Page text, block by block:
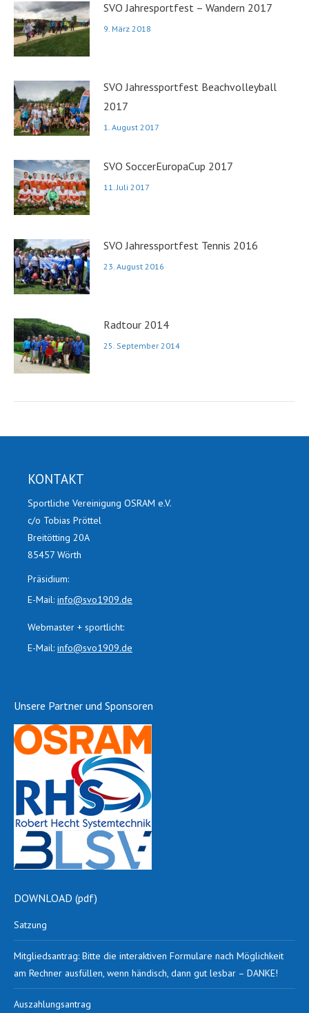
SVO Jahresportfest – Wandern 2017
9. März 2018
SVO Jahressportfest Beachvolleyball
2017
1. August 2017
SVO SoccerEuropaCup 2017
11. Juli 2017
SVO Jahressportfest Tennis 2016
23. August 2016
Radtour 2014
25. September 2014
KONTAKT
Sportliche Vereinigung OSRAM e.V.
c/o Tobias Pröttel
Breitötting 20A
85457 Wörth
Präsidium:
E-Mail: info@svo1909.de
Webmaster + sportlicht:
E-Mail: info@svo1909.de
Unsere Partner und Sponsoren
DOWNLOAD (pdf)
Satzung
Mitgliedsantrag: Bitte die interaktiven Formulare nach Möglichkeit
am Rechner ausfüllen, wenn händisch, dann gut lesbar – DANKE!
Auszahlungsantrag